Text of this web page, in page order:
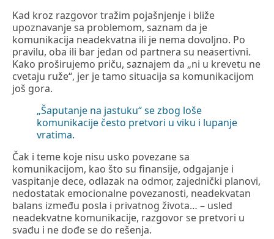
Kad kroz razgovor tražim pojašnjenje i bliže
upoznavanje sa problemom, saznam da je
komunikacija neadekvatna ili je nema dovoljno. Po
pravilu, oba ili bar jedan od partnera su neasertivni.
Kako proširujemo priču, saznajem da „ni u krevetu ne
cvetaju ruže“, jer je tamo situacija sa komunikacijom
još gora.
„Šaputanje na jastuku“ se zbog loše
komunikacije često pretvori u viku i lupanje
vratima.
Čak i teme koje nisu usko povezane sa
komunikacijom, kao što su finansije, odgajanje i
vaspitanje dece, odlazak na odmor, zajednički planovi,
nedostatak emocionalne povezanosti, neadekvatan
balans između posla i privatnog života… – usled
neadekvatne komunikacije, razgovor se pretvori u
svađu i ne dođe se do rešenja.